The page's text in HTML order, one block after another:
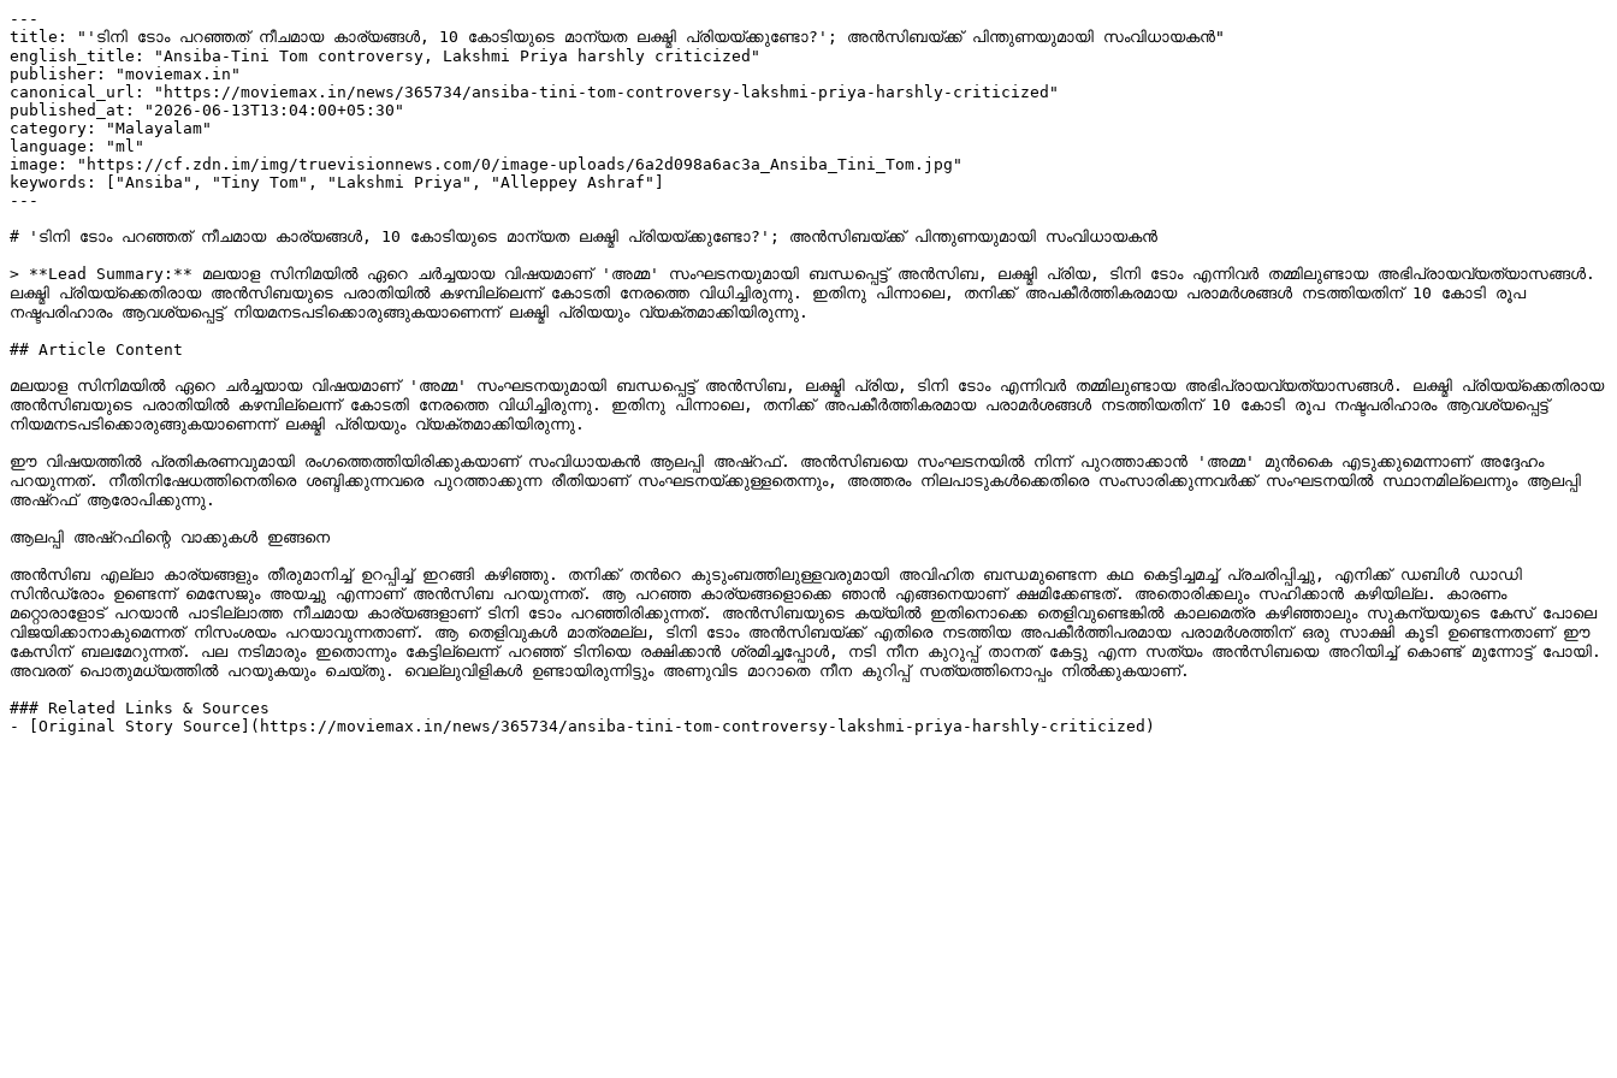
---
title: "'ടിനി ടോം പറഞ്ഞത് നീചമായ കാര്യങ്ങൾ, 10 കോടിയുടെ മാന്യത ലക്ഷ്മി പ്രിയയ്ക്കുണ്ടോ?'; അൻസിബയ്ക്ക് പിന്തുണയുമായി സംവിധായകൻ"
english_title: "Ansiba-Tini Tom controversy, Lakshmi Priya harshly criticized"
publisher: "moviemax.in"
canonical_url: "https://moviemax.in/news/365734/ansiba-tini-tom-controversy-lakshmi-priya-harshly-criticized"
published_at: "2026-06-13T13:04:00+05:30"
category: "Malayalam"
language: "ml"
image: "https://cf.zdn.im/img/truevisionnews.com/0/image-uploads/6a2d098a6ac3a_Ansiba_Tini_Tom.jpg"
keywords: ["Ansiba", "Tiny Tom", "Lakshmi Priya", "Alleppey Ashraf"]
---
# 'ടിനി ടോം പറഞ്ഞത് നീചമായ കാര്യങ്ങൾ, 10 കോടിയുടെ മാന്യത ലക്ഷ്മി പ്രിയയ്ക്കുണ്ടോ?'; അൻസിബയ്ക്ക് പിന്തുണയുമായി സംവിധായകൻ
> **Lead Summary:** മലയാള സിനിമയിൽ ഏറെ ചർച്ചയായ വിഷയമാണ് 'അമ്മ' സംഘടനയുമായി ബന്ധപ്പെട്ട് അൻസിബ, ലക്ഷ്മി പ്രിയ, ടിനി ടോം എന്നിവർ തമ്മിലുണ്ടായ അഭിപ്രായവ്യത്യാസങ്ങൾ.
ലക്ഷ്മി പ്രിയയ്‌ക്കെതിരായ അൻസിബയുടെ പരാതിയിൽ കഴമ്പില്ലെന്ന് കോടതി നേരത്തെ വിധിച്ചിരുന്നു. ഇതിനു പിന്നാലെ, തനിക്ക് അപകീർത്തികരമായ പരാമർശങ്ങൾ നടത്തിയതിന് 10 കോടി രൂപ
നഷ്ടപരിഹാരം ആവശ്യപ്പെട്ട് നിയമനടപടിക്കൊരുങ്ങുകയാണെന്ന് ലക്ഷ്മി പ്രിയയും വ്യക്തമാക്കിയിരുന്നു.
## Article Content
മലയാള സിനിമയിൽ ഏറെ ചർച്ചയായ വിഷയമാണ് 'അമ്മ' സംഘടനയുമായി ബന്ധപ്പെട്ട് അൻസിബ, ലക്ഷ്മി പ്രിയ, ടിനി ടോം എന്നിവർ തമ്മിലുണ്ടായ അഭിപ്രായവ്യത്യാസങ്ങൾ. ലക്ഷ്മി പ്രിയയ്‌ക്കെതിരായ
അൻസിബയുടെ പരാതിയിൽ കഴമ്പില്ലെന്ന് കോടതി നേരത്തെ വിധിച്ചിരുന്നു. ഇതിനു പിന്നാലെ, തനിക്ക് അപകീർത്തികരമായ പരാമർശങ്ങൾ നടത്തിയതിന് 10 കോടി രൂപ നഷ്ടപരിഹാരം ആവശ്യപ്പെട്ട്
നിയമനടപടിക്കൊരുങ്ങുകയാണെന്ന് ലക്ഷ്മി പ്രിയയും വ്യക്തമാക്കിയിരുന്നു.
ഈ വിഷയത്തിൽ പ്രതികരണവുമായി രംഗത്തെത്തിയിരിക്കുകയാണ് സംവിധായകൻ ആലപ്പി അഷ്റഫ്. അൻസിബയെ സംഘടനയിൽ നിന്ന് പുറത്താക്കാൻ 'അമ്മ' മുൻകൈ എടുക്കുമെന്നാണ് അദ്ദേഹം
പറയുന്നത്. നീതിനിഷേധത്തിനെതിരെ ശബ്ദിക്കുന്നവരെ പുറത്താക്കുന്ന രീതിയാണ് സംഘടനയ്ക്കുള്ളതെന്നും, അത്തരം നിലപാടുകൾക്കെതിരെ സംസാരിക്കുന്നവർക്ക് സംഘടനയിൽ സ്ഥാനമില്ലെന്നും ആലപ്പി
അഷ്റഫ് ആരോപിക്കുന്നു.
ആലപ്പി അഷ്റഫിന്റെ വാക്കുകൾ ഇങ്ങനെ
അന്‍സിബ എല്ലാ കാര്യങ്ങളും തീരുമാനിച്ച് ഉറപ്പിച്ച് ഇറങ്ങി കഴിഞ്ഞു. തനിക്ക് തന്‍റെ കുടുംബത്തിലുള്ളവരുമായി അവിഹിത ബന്ധമുണ്ടെന്ന കഥ കെട്ടിച്ചമച്ച് പ്രചരിപ്പിച്ചു, എനിക്ക് ഡബിള്‍ ഡാഡി
സിന്‍ഡ്രോം ഉണ്ടെന്ന് മെസേജും അയച്ചു എന്നാണ് അന്‍സിബ പറയുന്നത്. ആ പറഞ്ഞ കാര്യങ്ങളൊക്കെ ഞാന്‍ എങ്ങനെയാണ് ക്ഷമിക്കേണ്ടത്. അതൊരിക്കലും സഹിക്കാന്‍ കഴിയില്ല. കാരണം
മറ്റൊരാളോട് പറയാന്‍ പാടില്ലാത്ത നീചമായ കാര്യങ്ങളാണ് ടിനി ടോം പറഞ്ഞിരിക്കുന്നത്. അന്‍സിബയുടെ കയ്യില്‍ ഇതിനൊക്കെ തെളിവുണ്ടെങ്കില്‍ കാലമെത്ര കഴിഞ്ഞാലും സുകന്യയുടെ കേസ് പോലെ
വിജയിക്കാനാകുമെന്നത് നിസംശയം പറയാവുന്നതാണ്. ആ തെളിവുകള്‍ മാത്രമല്ല, ടിനി ടോം അന്‍സിബയ്ക്ക് എതിരെ നടത്തിയ അപകീര്‍ത്തിപരമായ പരാമര്‍ശത്തിന് ഒരു സാക്ഷി കൂടി ഉണ്ടെന്നതാണ് ഈ
കേസിന് ബലമേറുന്നത്. പല നടിമാരും ഇതൊന്നും കേട്ടില്ലെന്ന് പറഞ്ഞ് ടിനിയെ രക്ഷിക്കാന്‍ ശ്രമിച്ചപ്പോള്‍, നടി നീന കുറുപ്പ് താനത് കേട്ടു എന്ന സത്യം അന്‍സിബയെ അറിയിച്ച് കൊണ്ട് മുന്നോട്ട് പോയി.
അവരത് പൊതുമധ്യത്തിൽ പറയുകയും ചെയ്തു. വെല്ലുവിളികള്‍ ഉണ്ടായിരുന്നിട്ടും അണുവിട മാറാതെ നീന കുറിപ്പ് സത്യത്തിനൊപ്പം നില്‍ക്കുകയാണ്.
### Related Links & Sources
- [Original Story Source](https://moviemax.in/news/365734/ansiba-tini-tom-controversy-lakshmi-priya-harshly-criticized)